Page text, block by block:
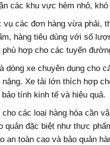
các khu vực hẻm nhỏ, khó
vụ các đơn hàng vừa phải,
hàng tiêu dùng với số
hợp cho các tuyến
dòng xe chuyên dụng cho
nặng. Xe tải lớn thích hợp
tính kinh tế và hiệu quả.
các loại hàng hóa cần
quản đặc biệt như thực
an toàn cao và bảo quản